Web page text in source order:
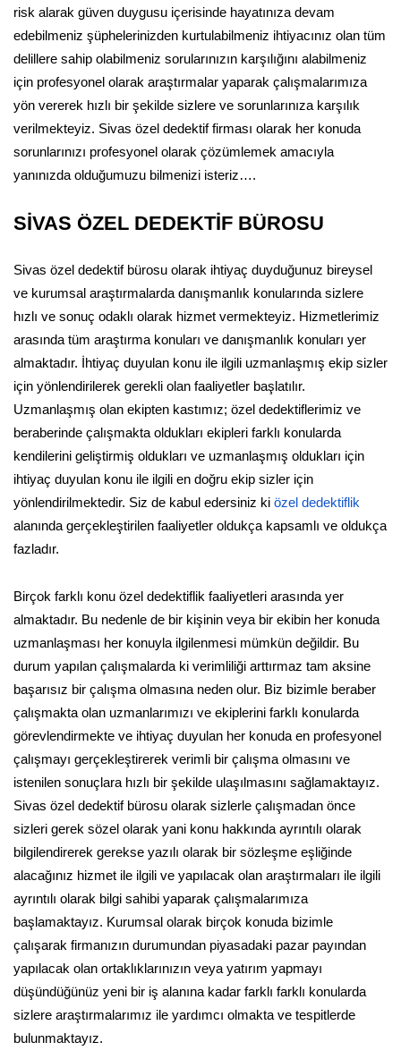
risk alarak güven duygusu içerisinde hayatınıza devam
edebilmeniz şüphelerinizden kurtulabilmeniz ihtiyacınız olan tüm
delillere sahip olabilmeniz sorularınızın karşılığını alabilmeniz
için profesyonel olarak araştırmalar yaparak çalışmalarımıza
yön vererek hızlı bir şekilde sizlere ve sorunlarınıza karşılık
verilmekteyiz. Sivas özel dedektif firması olarak her konuda
sorunlarınızı profesyonel olarak çözümlemek amacıyla
yanınızda olduğumuzu bilmenizi isteriz….
SİVAS ÖZEL DEDEKTİF BÜROSU
Sivas özel dedektif bürosu olarak ihtiyaç duyduğunuz bireysel
ve kurumsal araştırmalarda danışmanlık konularında sizlere
hızlı ve sonuç odaklı olarak hizmet vermekteyiz. Hizmetlerimiz
arasında tüm araştırma konuları ve danışmanlık konuları yer
almaktadır. İhtiyaç duyulan konu ile ilgili uzmanlaşmış ekip sizler
için yönlendirilerek gerekli olan faaliyetler başlatılır.
Uzmanlaşmış olan ekipten kastımız; özel dedektiflerimiz ve
beraberinde çalışmakta oldukları ekipleri farklı konularda
kendilerini geliştirmiş oldukları ve uzmanlaşmış oldukları için
ihtiyaç duyulan konu ile ilgili en doğru ekip sizler için
yönlendirilmektedir. Siz de kabul edersiniz ki özel dedektiflik
alanında gerçekleştirilen faaliyetler oldukça kapsamlı ve oldukça
fazladır.
Birçok farklı konu özel dedektiflik faaliyetleri arasında yer
almaktadır. Bu nedenle de bir kişinin veya bir ekibin her konuda
uzmanlaşması her konuyla ilgilenmesi mümkün değildir. Bu
durum yapılan çalışmalarda ki verimliliği arttırmaz tam aksine
başarısız bir çalışma olmasına neden olur. Biz bizimle beraber
çalışmakta olan uzmanlarımızı ve ekiplerini farklı konularda
görevlendirmekte ve ihtiyaç duyulan her konuda en profesyonel
çalışmayı gerçekleştirerek verimli bir çalışma olmasını ve
istenilen sonuçlara hızlı bir şekilde ulaşılmasını sağlamaktayız.
Sivas özel dedektif bürosu olarak sizlerle çalışmadan önce
sizleri gerek sözel olarak yani konu hakkında ayrıntılı olarak
bilgilendirerek gerekse yazılı olarak bir sözleşme eşliğinde
alacağınız hizmet ile ilgili ve yapılacak olan araştırmaları ile ilgili
ayrıntılı olarak bilgi sahibi yaparak çalışmalarımıza
başlamaktayız. Kurumsal olarak birçok konuda bizimle
çalışarak firmanızın durumundan piyasadaki pazar payından
yapılacak olan ortaklıklarınızın veya yatırım yapmayı
düşündüğünüz yeni bir iş alanına kadar farklı farklı konularda
sizlere araştırmalarımız ile yardımcı olmakta ve tespitlerde
bulunmaktayız.